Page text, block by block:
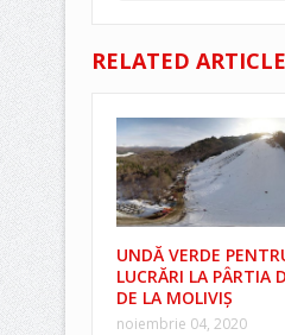
RELATED
UNDĂ VERDE
LUCRĂRI LA PÂRTIA
DE LA MOLIVIȘ
noiembrie 04, 2020